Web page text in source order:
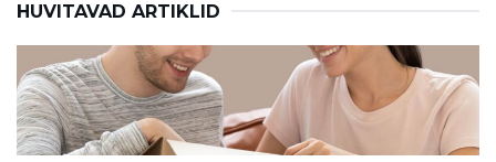
HUVITAVAD ARTIKLID